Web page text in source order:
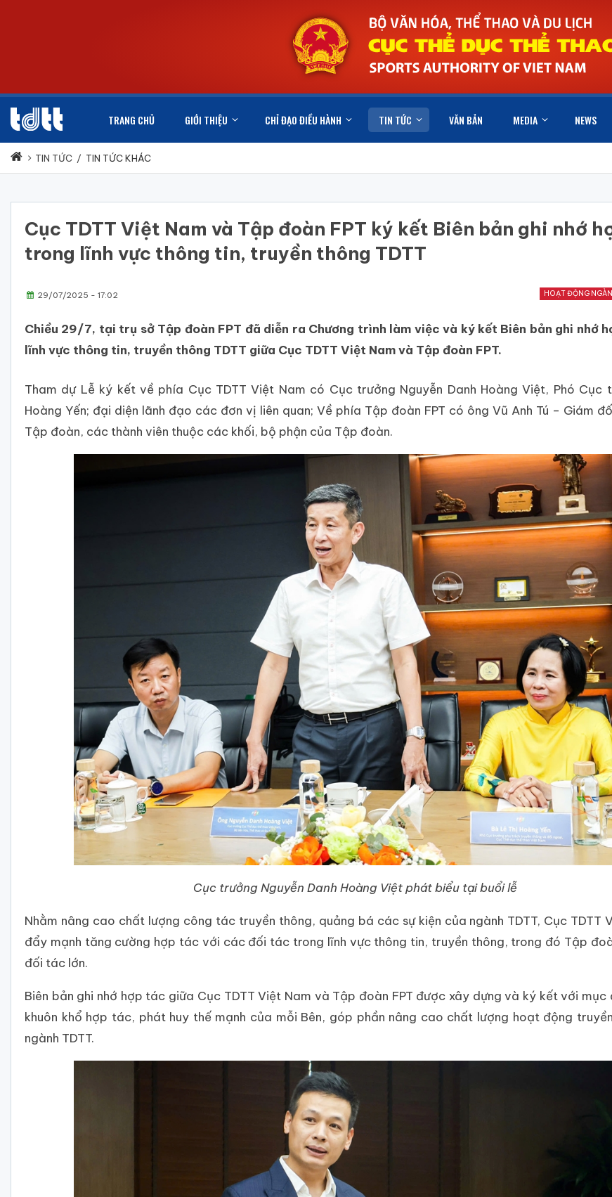
TRANG CHỦ GIỚI THIỆU CHỈ ĐẠO ĐIỀU HÀNH TIN TỨC VĂN BẢN MEDIA NEWS
TIN TỨC / TIN TỨC KHÁC
Cục TDTT Việt Nam và Tập đoàn FPT ký kết Biên bản ghi nhớ
trong lĩnh vực thông tin, truyền thông TDTT
HOẠT ĐỘNG
29/07/2025 - 17:02
Chiều 29/7, tại trụ sở Tập đoàn FPT đã diễn ra Chương trình làm việc và ký kết Biên bản ghi nhớ
lĩnh vực thông tin, truyền thông TDTT giữa Cục TDTT Việt Nam và Tập đoàn FPT.
Tham dự Lễ ký kết về phía Cục TDTT Việt Nam có Cục trưởng Nguyễn Danh Hoàng Việt, Phó Cục
Hoàng Yến; đại diện lãnh đạo các đơn vị liên quan; Về phía Tập đoàn FPT có ông Vũ Anh Tú – Giám
Tập đoàn, các thành viên thuộc các khối, bộ phận của Tập đoàn.
Cục trưởng Nguyễn Danh Hoàng Việt phát biểu tại buổi lễ
Nhằm nâng cao chất lượng công tác truyền thông, quảng bá các sự kiện của ngành TDTT, Cục TDTT
đẩy mạnh tăng cường hợp tác với các đối tác trong lĩnh vực thông tin, truyền thông, trong đó Tập
đối tác lớn.
Biên bản ghi nhớ hợp tác giữa Cục TDTT Việt Nam và Tập đoàn FPT được xây dựng và ký kết với
khuôn khổ hợp tác, phát huy thế mạnh của mỗi Bên, góp phần nâng cao chất lượng hoạt động
ngành TDTT.